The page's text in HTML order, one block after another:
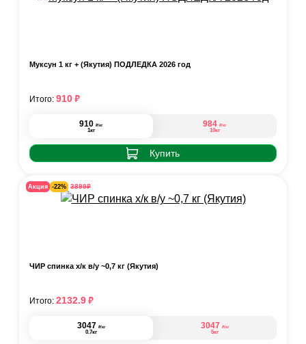
Муксун 1 кг + (Якутия) ПОДЛЁДКА 2026 год
910 ₽/кг
1кг
984 ₽/кг
10кг
Купить
Итого: 910₽
Акция -22% 3899₽
ЧИР спинка х/к в/у ~0,7 кг (Якутия)
3047 ₽/кг
0.7кг
3047 ₽/кг
5кг
Итого: 2132.9₽